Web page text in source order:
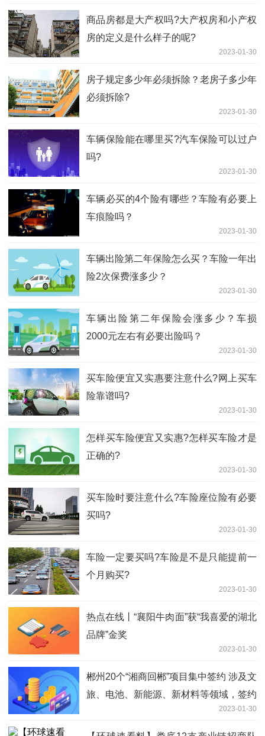
商品房都是大产权吗?大产权房和小产权
房的定义是什么样子的呢?
2023-01-30
房子规定多少年必须拆除？老房子多少年
必须拆除?
2023-01-30
车辆保险能在哪里买?汽车保险可以过户
吗?
2023-01-30
车辆必买的4个险有哪些？车险有必要上
车痕险吗？
2023-01-30
车辆出险第二年保险怎么买？车险一年出
险2次保费涨多少？
2023-01-30
车辆出险第二年保险会涨多少？车损
2000元左右有必要出险吗？
2023-01-30
买车险便宜又实惠要注意什么?网上买车
险靠谱吗?
2023-01-30
怎样买车险便宜又实惠?怎样买车险才是
正确的?
2023-01-30
买车险时要注意什么?车险座位险有必要
买吗?
2023-01-30
车险一定要买吗?车险是不是只能提前一
个月购买?
2023-01-30
热点在线丨“襄阳牛肉面”获“我喜爱的湖北
品牌”金奖
2023-01-30
郴州20个“湘商回郴”项目集中签约 涉及文
旅、电池、新能源、新材料等领域，签约
2023-01-30